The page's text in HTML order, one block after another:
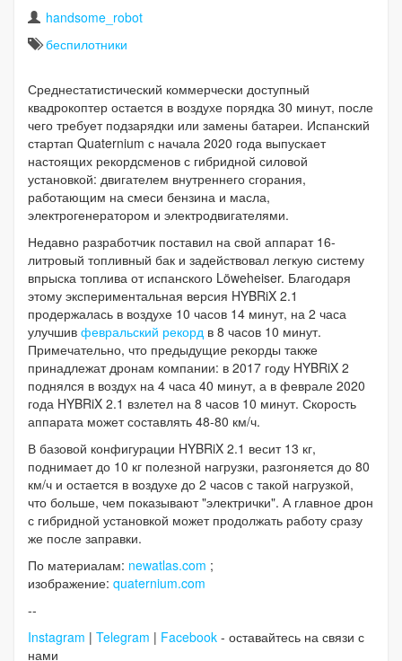
handsome_robot
беспилотники
Среднестатистический коммерчески доступный
квадрокоптер остается в воздухе порядка 30 минут, после
чего требует подзарядки или замены батареи. Испанский
стартап Quaternium с начала 2020 года выпускает
настоящих рекордсменов с гибридной силовой
установкой: двигателем внутреннего сгорания,
работающим на смеси бензина и масла,
электрогенератором и электродвигателями.
Недавно разработчик поставил на свой аппарат 16-
литровый топливный бак и задействовал легкую систему
впрыска топлива от испанского Löweheiser. Благодаря
этому экспериментальная версия HYBRiX 2.1
продержалась в воздухе 10 часов 14 минут, на 2 часа
улучшив февральский рекорд в 8 часов 10 минут.
Примечательно, что предыдущие рекорды также
принадлежат дронам компании: в 2017 году HYBRiX 2
поднялся в воздух на 4 часа 40 минут, а в феврале 2020
года HYBRiX 2.1 взлетел на 8 часов 10 минут. Скорость
аппарата может составлять 48-80 км/ч.
В базовой конфигурации HYBRiX 2.1 весит 13 кг,
поднимает до 10 кг полезной нагрузки, разгоняется до 80
км/ч и остается в воздухе до 2 часов с такой нагрузкой,
что больше, чем показывают "электрички". А главное дрон
с гибридной установкой может продолжать работу сразу
же после заправки.
По материалам: newatlas.com ;
изображение: quaternium.com
--
Instagram | Telegram | Facebook - оставайтесь на связи с
нами